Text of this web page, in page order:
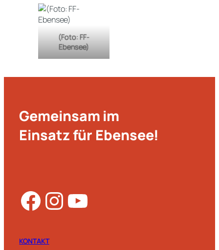
(Foto: FF-
Ebensee)
Gemeinsam im
Einsatz für Ebensee!
Facebook InstagramYouTube
KONTAKT